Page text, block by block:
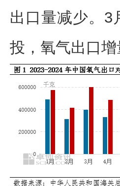
出口量减少。3
投，氧气出口增